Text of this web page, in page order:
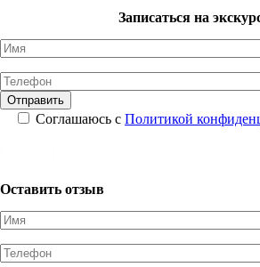
Записаться на
Соглашаюсь с Политикой
Оставить отзыв